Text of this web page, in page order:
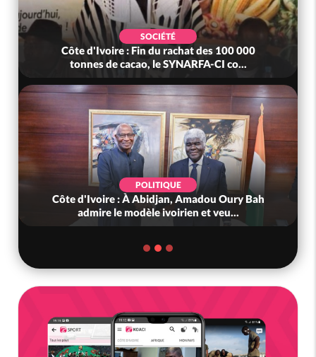
SOCIÉTÉ
Côte d'Ivoire : Fin du rachat des 100 000
tonnes de cacao, le SYNARFA-CI co...
POLITIQUE
Côte d'Ivoire : À Abidjan, Amadou Oury Bah
admire le modèle ivoirien et veu...